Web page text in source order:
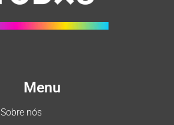
Menu
Sobre nós